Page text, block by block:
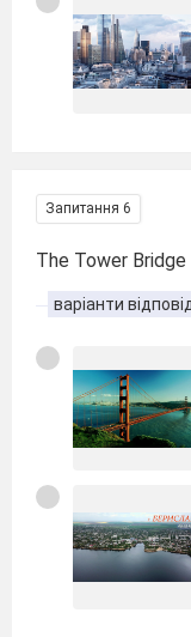
Запитання 6
The Tower Bridge
варіанти